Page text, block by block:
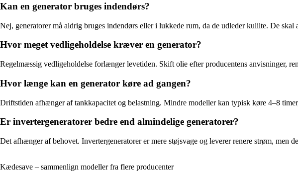
Kan en generator bruges indendørs?
Nej, generatorer må aldrig bruges indendørs eller i lukkede rum, da de udleder kulilte. De skal
Hvor meget vedligeholdelse kræver en generator?
Regelmæssig vedligeholdelse forlænger levetiden. Skift olie efter producentens anvisninger,
Hvor længe kan en generator køre ad gangen?
Driftstiden afhænger af tankkapacitet og belastning. Mindre modeller kan typisk køre 4–8
Er invertergeneratorer bedre end almindelige generatorer?
Det afhænger af behovet. Invertergeneratorer er mere støjsvage og leverer renere strøm, men
Kædesave – sammenlign modeller fra flere producenter